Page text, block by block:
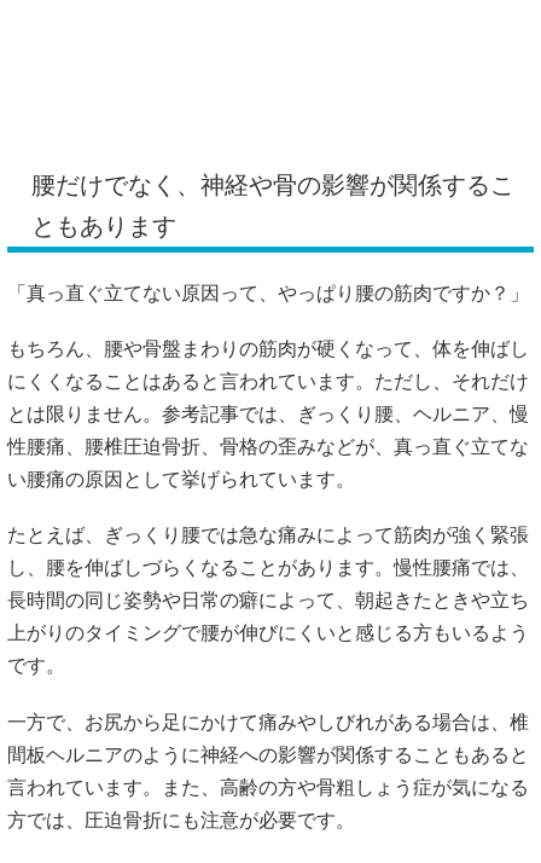
腰だけでなく、神経や骨の影響が関係するこ
ともあります
「真っ直ぐ立てない原因って、やっぱり腰の筋肉ですか？」
もちろん、腰や骨盤まわりの筋肉が硬くなって、体を伸ばし
にくくなることはあると言われています。ただし、それだけ
とは限りません。参考記事では、ぎっくり腰、ヘルニア、慢
性腰痛、腰椎圧迫骨折、骨格の歪みなどが、真っ直ぐ立てな
い腰痛の原因として挙げられています。
たとえば、ぎっくり腰では急な痛みによって筋肉が強く緊張
し、腰を伸ばしづらくなることがあります。慢性腰痛では、
長時間の同じ姿勢や日常の癖によって、朝起きたときや立ち
上がりのタイミングで腰が伸びにくいと感じる方もいるよう
です。
一方で、お尻から足にかけて痛みやしびれがある場合は、椎
間板ヘルニアのように神経への影響が関係することもあると
言われています。また、高齢の方や骨粗しょう症が気になる
方では、圧迫骨折にも注意が必要です。